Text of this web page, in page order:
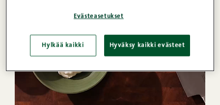
VIDEO
Evästeasetukset
Hylkää kaikki Hyväksy kaikki evästeet